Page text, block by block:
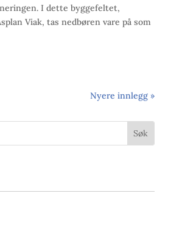
I dette byggefeltet,
Viak, tas nedbøren vare på som
Nyere innlegg »